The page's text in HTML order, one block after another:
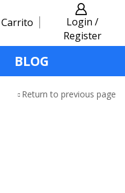
Carrito
Login /
Register
BLOG
Return to previous page